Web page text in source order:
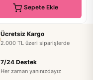
Sepete Ekle
Ücretsiz Kargo
2.000 TL üzeri siparişlerde
7/24 Destek
Her zaman yanınızdayız